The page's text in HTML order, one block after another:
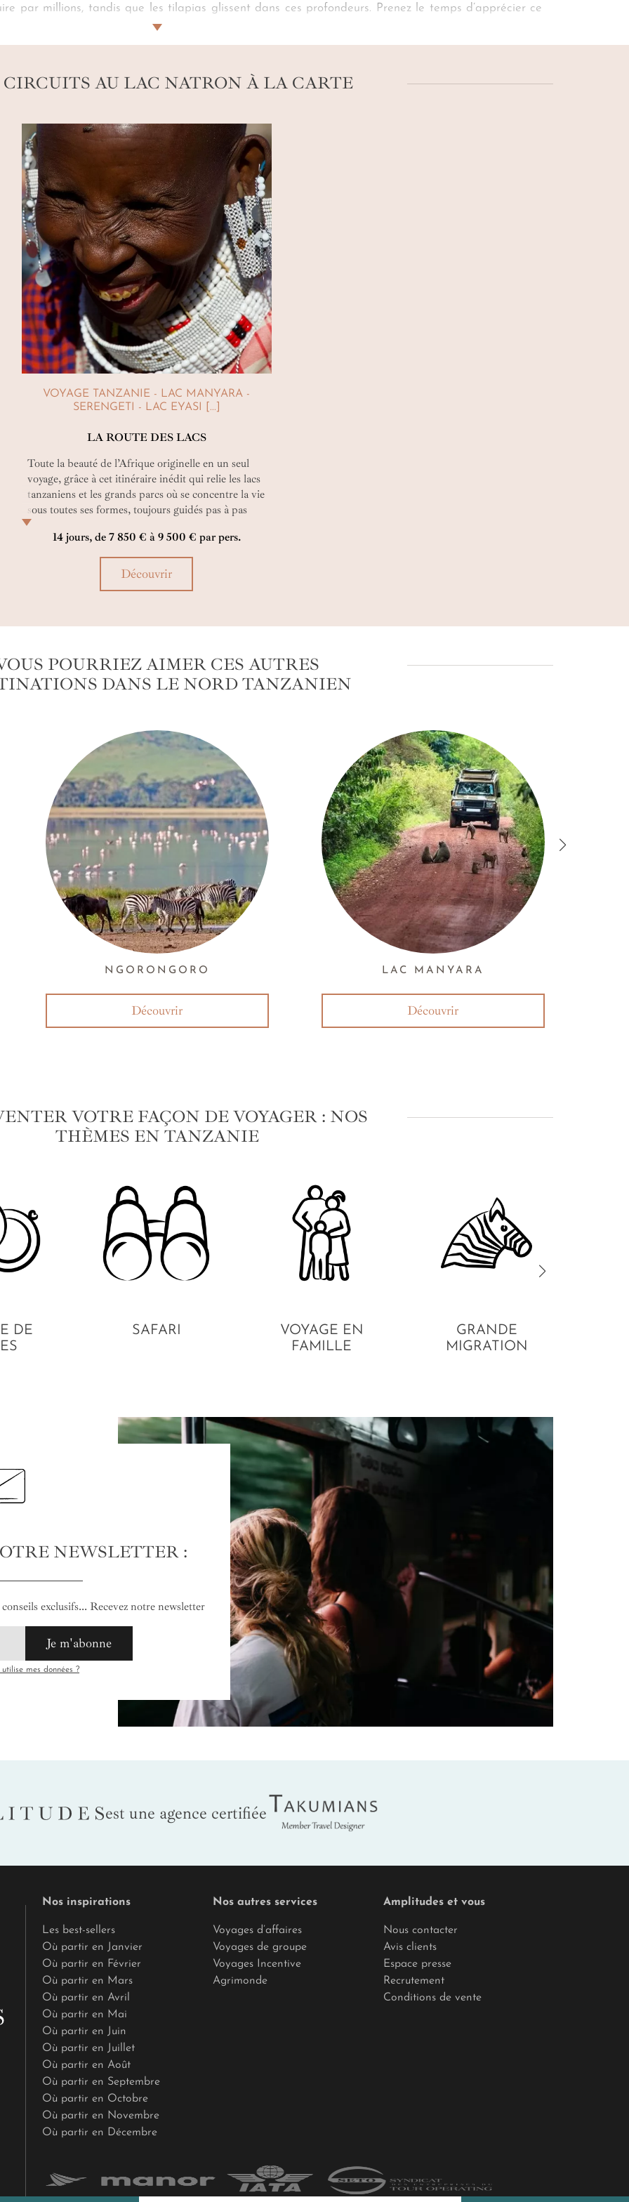
par millions, tandis que les tilapias glissent dans ces profondeurs. Prenez le temps d’apprécier ce
, perché sur une colline dominant ce lac salé.
CIRCUITS AU LAC NATRON À LA CARTE
VOYAGE TANZANIE - LAC MANYARA -
SERENGETI - LAC EYASI [...]
LA ROUTE DES LACS
Toute la beauté de l’Afrique originelle en un seul
voyage, grâce à cet itinéraire inédit qui relie les lacs
tanzaniens et les grands parcs où se concentre la vie
sous toutes ses formes, toujours guidés pas à pas
avec un spécialiste francophone. Un
émerveillement sans fin, au gré de paysages
atypiques et des animaux sauvages…
14 jours, de 7 850 € à 9 500 € par pers.
Découvrir
POURRIEZ AIMER CES AUTRES
DANS LE NORD TANZANIEN
NGORONGORO
Découvrir
LAC MANYARA
Découvrir
VOTRE FAÇON DE VOYAGER : NOS
THÈMES EN TANZANIE
DE
SAFARI
VOYAGE EN
FAMILLE
GRANDE
MIGRATION
NEWSLETTER :
exclusifs... Recevez notre newsletter
Je m'abonne
mes données ?
est une agence certifiée Takumians
Nos inspirations
Les best-sellers
Où partir en Janvier
Où partir en Février
Où partir en Mars
Où partir en Avril
Où partir en Mai
Où partir en Juin
Où partir en Juillet
Où partir en Août
Où partir en Septembre
Où partir en Octobre
Où partir en Novembre
Où partir en Décembre
Nos autres services
Voyages d’affaires
Voyages de groupe
Voyages Incentive
Agrimonde
Amplitudes et vous
Nous contacter
Avis clients
Espace presse
Recrutement
Conditions de vente